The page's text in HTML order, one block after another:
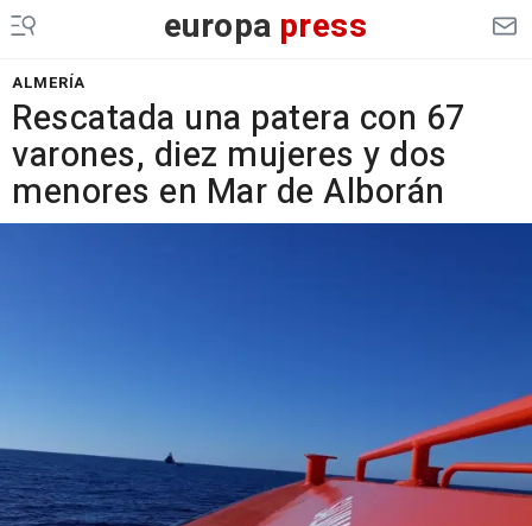
europa press
ALMERÍA
Rescatada una patera con 67
varones, diez mujeres y dos
menores en Mar de Alborán